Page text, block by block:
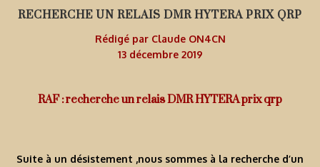
RECHERCHE UN RELAIS DMR HYTERA PRIX QRP
Rédigé par Claude ON4CN
13 décembre 2019
RAF : recherche un relais DMR HYTERA prix qrp
Suite à un désistement ,nous sommes à la recherche d’un